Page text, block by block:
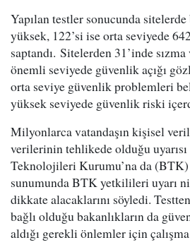
Yapılan testler sonucunda
yüksek, 122’si ise orta seviyede
saptandı. Sitelerden 31’inde sızma
önemli seviyede güvenlik açığı
orta seviye güvenlik problemleri
yüksek seviyede güvenlik riski
Milyonlarca vatandaşın kişisel
verilerinin tehlikede olduğu
Teknolojileri Kurumu’na da
sunumunda BTK yetkilileri uyarı
dikkate alacaklarını söyledi.
bağlı olduğu bakanlıkların da
aldığı gerekli önlemler için